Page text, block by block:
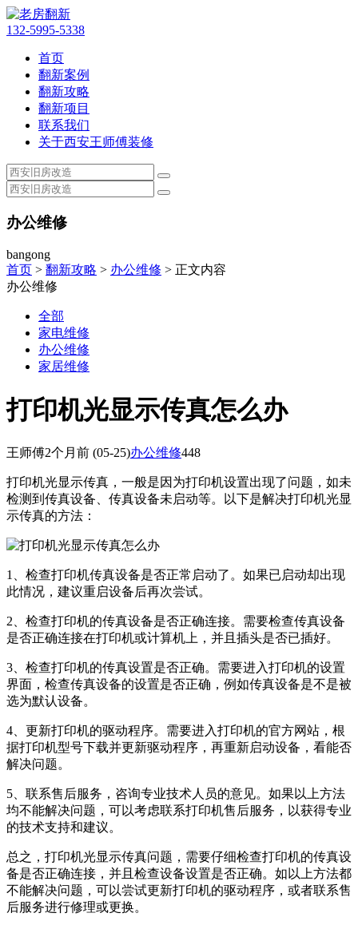
132-5995-5338
首页
翻新案例
翻新攻略
翻新项目
联系我们
关于西安王师傅装修
办公维修
bangong
首页 > 翻新攻略 > 办公维修 > 正文内容
办公维修
全部
家电维修
办公维修
家居维修
打印机光显示传真怎么办
王师傅2个月前 (05-25)办公维修448
打印机光显示传真，一般是因为打印机设置出现了问题，如未
检测到传真设备、传真设备未启动等。以下是解决打印机光显
示传真的方法：
1、检查打印机传真设备是否正常启动了。如果已启动却出现
此情况，建议重启设备后再次尝试。
2、检查打印机的传真设备是否正确连接。需要检查传真设备
是否正确连接在打印机或计算机上，并且插头是否已插好。
3、检查打印机的传真设置是否正确。需要进入打印机的设置
界面，检查传真设备的设置是否正确，例如传真设备是不是被
选为默认设备。
4、更新打印机的驱动程序。需要进入打印机的官方网站，根
据打印机型号下载并更新驱动程序，再重新启动设备，看能否
解决问题。
5、联系售后服务，咨询专业技术人员的意见。如果以上方法
均不能解决问题，可以考虑联系打印机售后服务，以获得专业
的技术支持和建议。
总之，打印机光显示传真问题，需要仔细检查打印机的传真设
备是否正确连接，并且检查设备设置是否正确。如以上方法都
不能解决问题，可以尝试更新打印机的驱动程序，或者联系售
后服务进行修理或更换。